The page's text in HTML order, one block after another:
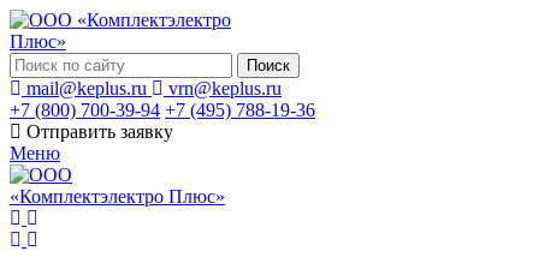
Поиск
mail@keplus.ru
vrn@keplus.ru
+7 (800) 700-39-94 +7 (495) 788-19-36
Отправить заявку
Меню